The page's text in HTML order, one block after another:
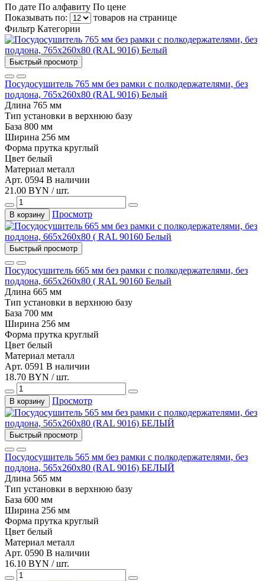
По дате По алфавиту По цене
Показывать по:
товаров на странице
Фильтр Категории
Быстрый просмотр
Посудосушитель 765 мм без рамки с полкодержателями, без
поддона, 765х260х80 (RAL 9016) Белый
Длина 765 мм
Тип установки в верхнюю базу
База 800 мм
Ширина 256 мм
Форма прутка круглый
Цвет белый
Материал металл
Арт. 0594 В наличии
21.00 BYN / шт.
В корзину Просмотр
Быстрый просмотр
Посудосушитель 665 мм без рамки с полкодержателями, без
поддона, 665х260х80 ( RAL 90160 Белый
Длина 665 мм
Тип установки в верхнюю базу
База 700 мм
Ширина 256 мм
Форма прутка круглый
Цвет белый
Материал металл
Арт. 0591 В наличии
18.70 BYN / шт.
В корзину Просмотр
Быстрый просмотр
Посудосушитель 565 мм без рамки с полкодержателями, без
поддона, 565х260х80 (RAL 9016) БЕЛЫЙ
Длина 565 мм
Тип установки в верхнюю базу
База 600 мм
Ширина 256 мм
Форма прутка круглый
Цвет белый
Материал металл
Арт. 0590 В наличии
16.10 BYN / шт.